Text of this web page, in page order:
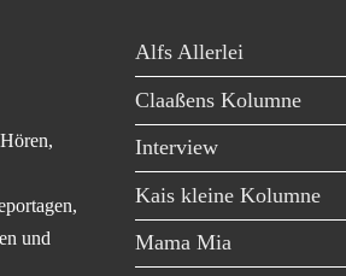
und
Alfs Allerlei
Claaßens Kolumne
Interview
Kais kleine Kolumne
Mama Mia